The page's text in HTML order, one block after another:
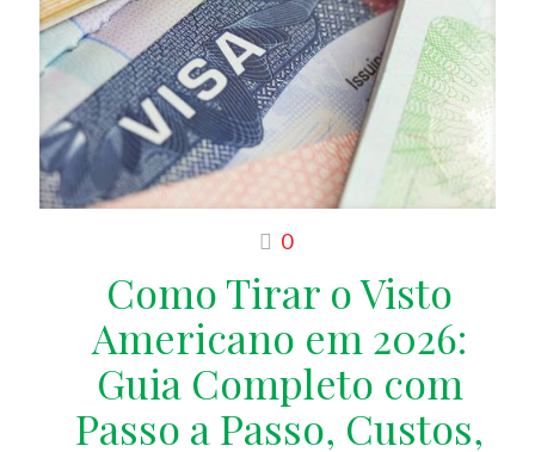
0
Como Tirar o Visto
Americano em 2026:
Guia Completo com
Passo a Passo, Custos,